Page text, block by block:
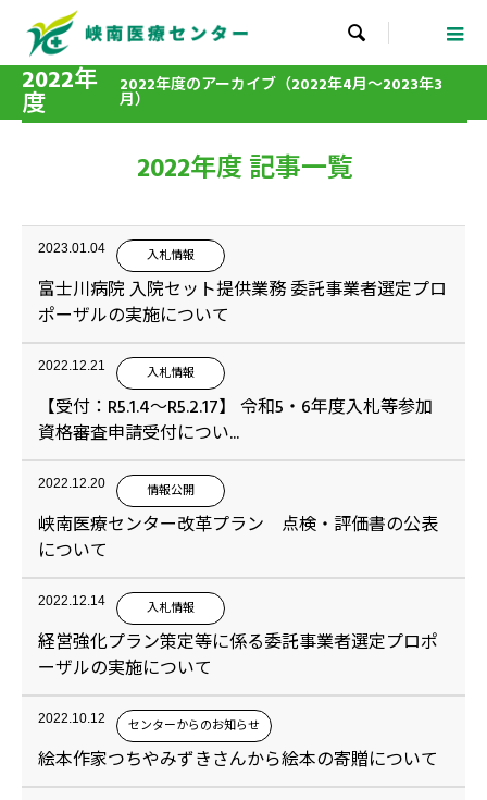

2022年
度
2022年度のアーカイブ（2022年4月～2023年3
月）
2022年度 記事一覧
2023.01.04 入札情報
富士川病院 入院セット提供業務 委託事業者選定プロ
ポーザルの実施について
2022.12.21 入札情報
【受付：R5.1.4～R5.2.17】 令和5・6年度入札等参加
資格審査申請受付につい...
2022.12.20 情報公開
峡南医療センター改革プラン 点検・評価書の公表
について
2022.12.14 入札情報
経営強化プラン策定等に係る委託事業者選定プロポ
ーザルの実施について
2022.10.12 センターからのお知らせ
絵本作家つちやみずきさんから絵本の寄贈について